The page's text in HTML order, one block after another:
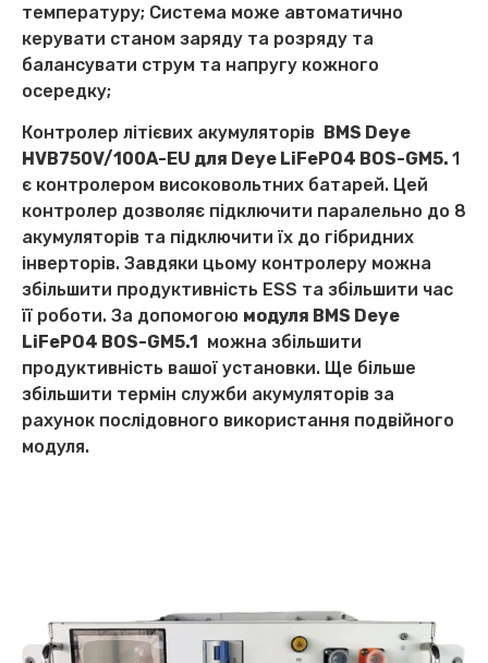
температуру; Система може автоматично
керувати станом заряду та розряду та
балансувати струм та напругу кожного
осередку;
Контролер літієвих акумуляторів BMS Deye
HVB750V/100A-EU для Deye LiFePO4 BOS-GM5. 1
є контролером високовольтних батарей. Цей
контролер дозволяє підключити паралельно до 8
акумуляторів та підключити їх до гібридних
інверторів. Завдяки цьому контролеру можна
збільшити продуктивність ESS та збільшити час
її роботи. За допомогою модуля BMS Deye
LiFePO4 BOS-GM5.1 можна збільшити
продуктивність вашої установки. Ще більше
збільшити термін служби акумуляторів за
рахунок послідовного використання подвійного
модуля.